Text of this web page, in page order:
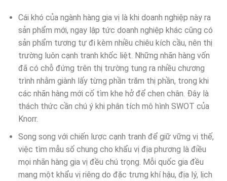
Cái khó của ngành hàng gia vị là khi doanh nghiệp này ra
sản phẩm mới, ngay lập tức doanh nghiệp khác cũng có
sản phẩm tương tự đi kèm nhiều chiêu kích cầu, nên thị
trường luôn cạnh tranh khốc liệt. Những nhãn hàng vốn
đã có chỗ đứng trên thị trường tung ra nhiều chương
trình nhằm giành lấy từng phần trăm thị phần, trong khi
các nhãn hàng mới cố tìm khe hở để chen chân. Đây là
thách thức cần chú ý khi phân tích mô hình SWOT của
Knorr.
Song song với chiến lược cạnh tranh để giữ vững vị thế,
việc tìm mẫu số chung cho khẩu vị địa phương là điều
mọi nhãn hàng gia vị đều chú trọng. Mỗi quốc gia đều
mang một khẩu vị riêng do đặc trưng khí hậu, địa lý, lịch